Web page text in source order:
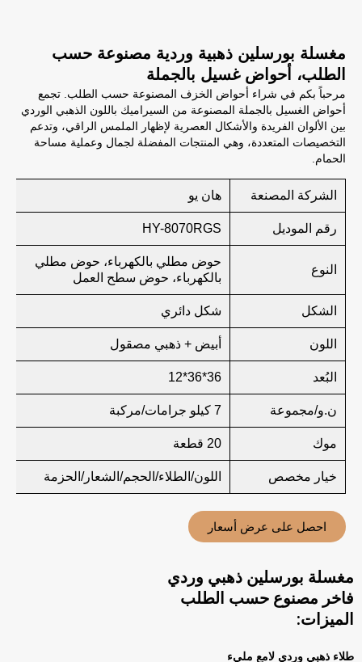
مغسلة بورسلين ذهبية وردية مصنوعة حسب
الطلب، أحواض غسيل بالجملة
مرحباً بكم في شراء أحواض الخزف المصنوعة حسب الطلب. تجمع
أحواض الغسيل بالجملة المصنوعة من السيراميك باللون الذهبي الوردي
بين الألوان الفريدة والأشكال العصرية لإظهار الملمس الراقي، وتدعم
التخصيصات المتعددة، وهي المنتجات المفضلة لجمال وعملية مساحة
الحمام.
الشركة المصنعة هان يو
رقم الموديل HY-8070RGS
النوع
حوض مطلي بالكهرباء، حوض مطلي
بالكهرباء، حوض سطح العمل
الشكل شكل دائري
اللون أبيض + ذهبي مصقول
البُعد 36*36*12
ن.و/مجموعة 7 كيلو جرامات/مركبة
موك 20 قطعة
خيار مخصص اللون/الطلاء/الحجم/الشعار/الحزمة
احصل على عرض أسعار
مغسلة بورسلين ذهبي وردي
فاخر مصنوع حسب الطلب
الميزات:
طلاء ذهبي وردي لامع مليء